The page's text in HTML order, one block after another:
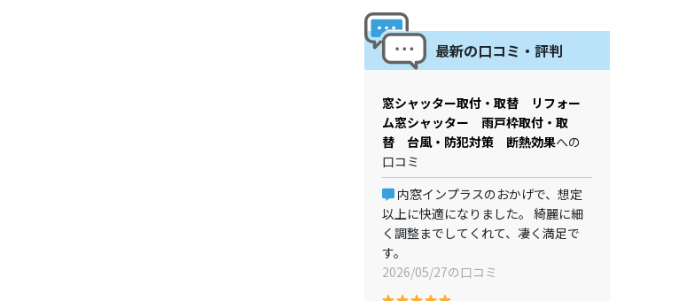
最新の口コミ・評判
窓シャッター取付・取替 リフォー
ム窓シャッター 雨戸枠取付・取
替 台風・防犯対策 断熱効果への
口コミ
内窓インプラスのおかげで、想定
以上に快適になりました。 綺麗に細
く調整までしてくれて、凄く満足で
す。
2026/05/27の口コミ